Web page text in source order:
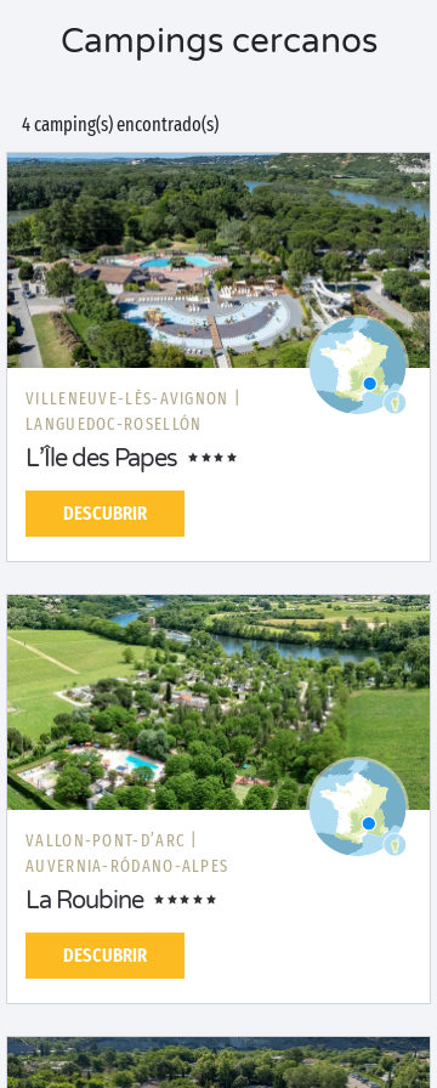
Campings cercanos
4 camping(s) encontrado(s)
VILLENEUVE-LÈS-AVIGNON |
LANGUEDOC-ROSELLÓN
L’Île des Papes
DESCUBRIR
VALLON-PONT-D’ARC |
AUVERNIA-RÓDANO-ALPES
La Roubine
DESCUBRIR